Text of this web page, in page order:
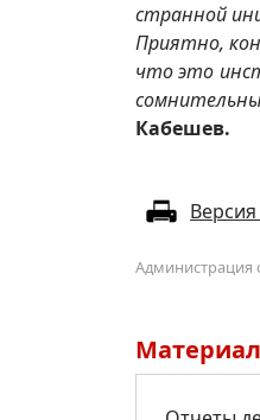
странной
Приятно,
что это
Кабешев.
Администрация